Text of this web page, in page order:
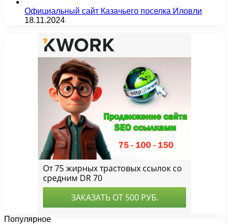
Официальный сайт Казачьего поселка Иловли
18.11.2024
Популярное